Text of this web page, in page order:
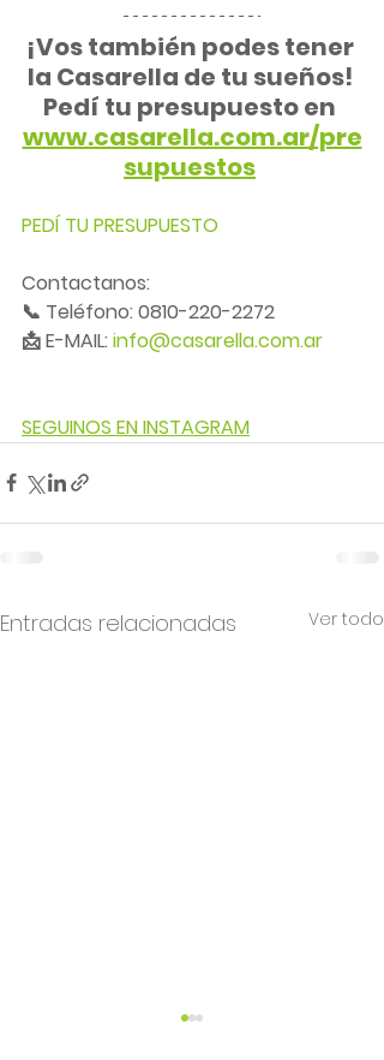
¡Vos también podes tener
la Casarella de tu sueños!
Pedí tu presupuesto en
www.casarella.com.ar/pre
supuestos
PEDÍ TU PRESUPUESTO
Contactanos:
📞 Teléfono: 0810-220-2272
📩 E-MAIL: info@casarella.com.ar
SEGUINOS EN INSTAGRAM
Entradas relacionadas Ver todo